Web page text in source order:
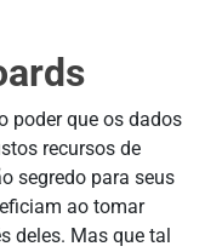
poder que os dados
recursos de
segredo para seus
ao tomar
deles. Mas que tal